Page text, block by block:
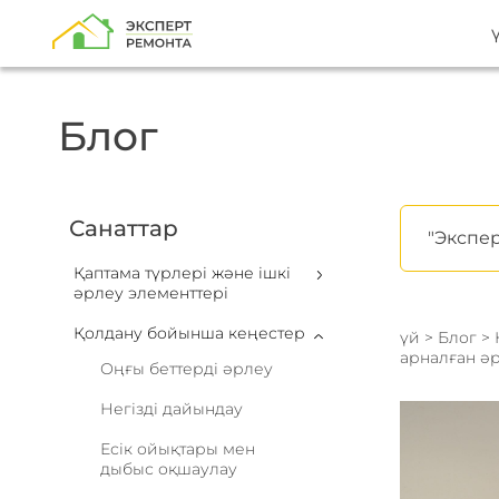
Блог
Санаттар
Қаптама түрлері және ішкі
әрлеу элементтері
Қолдану бойынша кеңестер
Оңғы беттерді әрлеу
Негізді дайындау
Есік ойықтары мен
дыбыс оқшаулау
үй > Блог>
арналған